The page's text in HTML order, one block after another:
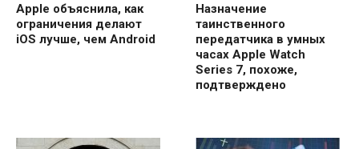
Apple объяснила, как
ограничения делают
iOS лучше, чем Android
Назначение
таинственного
передатчика в умных
часах Apple Watch
Series 7, похоже,
подтверждено